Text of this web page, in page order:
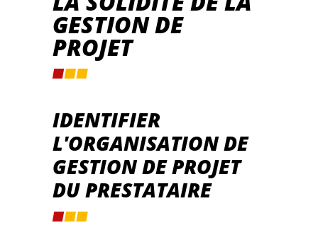
GESTION DE
PROJET
IDENTIFIER
L'ORGANISATION DE
GESTION DE PROJET
DU PRESTATAIRE